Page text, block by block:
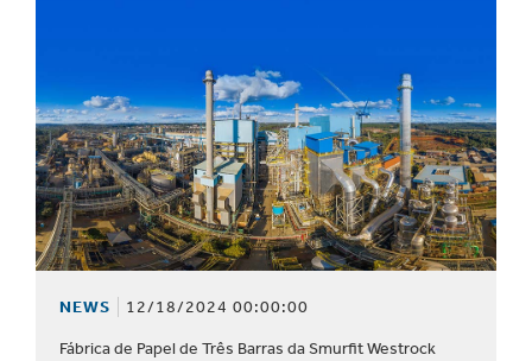
NEWS 12/18/2024 00:00:00
Fábrica de Papel de Três Barras da Smurfit Westrock